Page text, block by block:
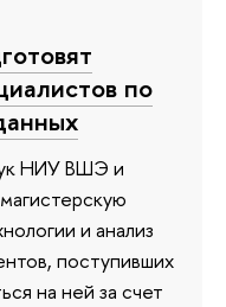
по
НИУ ВШЭ и
и анализ
поступивших
на ней за счет